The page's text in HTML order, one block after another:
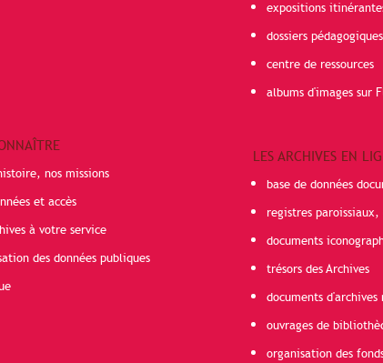
nos missions
et accès
à votre service
des données publiques
expositions
dossiers pédagogiques
centre de ressources
albums d'images sur
LES ARCHIVES EN
base de données
registres
documents
trésors des Archives
documents d'archives
ouvrages de
organisation des